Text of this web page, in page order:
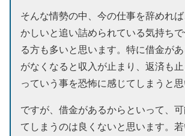
そんな情勢の中、今の仕事を辞めれ
かしいと追い詰められている気持ち
る方も多いと思います。特に借金が
がなくなると収入が止まり、返済も
っていう事を恐怖に感じてしまうと思
ですが、 借金があるからといって、
てしまうのは良くないと思います。